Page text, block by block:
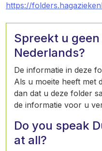
https://
Spreekt u
Nederlands?
De informatie in deze
Als u moeite heeft met
dan dat u deze folder
de informatie voor u
Do you speak
at all?